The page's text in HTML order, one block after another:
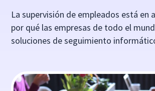
La supervisión de empleados está en
por qué las empresas de todo el
soluciones de seguimiento